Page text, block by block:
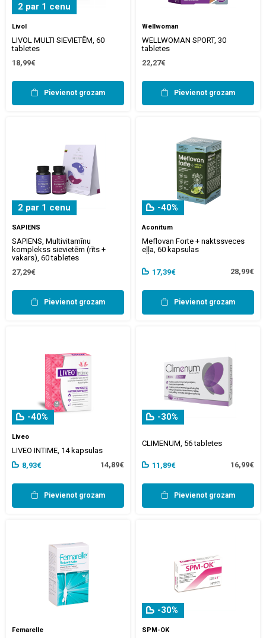
2 par 1 cenu
Livol
LIVOL MULTI SIEVIETĒM, 60
tabletes
18,99€
Pievienot grozam
Wellwoman
WELLWOMAN SPORT, 30
tabletes
22,27€
Pievienot grozam
2 par 1 cenu
SAPIENS
SAPIENS, Multivitamīnu
komplekss sievietēm (rīts +
vakars), 60 tabletes
27,29€
Pievienot grozam
-40%
Aconitum
Meflovan Forte + naktssveces
eļļa, 60 kapsulas
17,39€ 28,99€
Pievienot grozam
-40%
Liveo
LIVEO INTIME, 14 kapsulas
8,93€
14,89€
Pievienot grozam
-30%
CLIMENUM, 56 tabletes
11,89€ 16,99€
Pievienot grozam
Femarelle
-30%
SPM-OK